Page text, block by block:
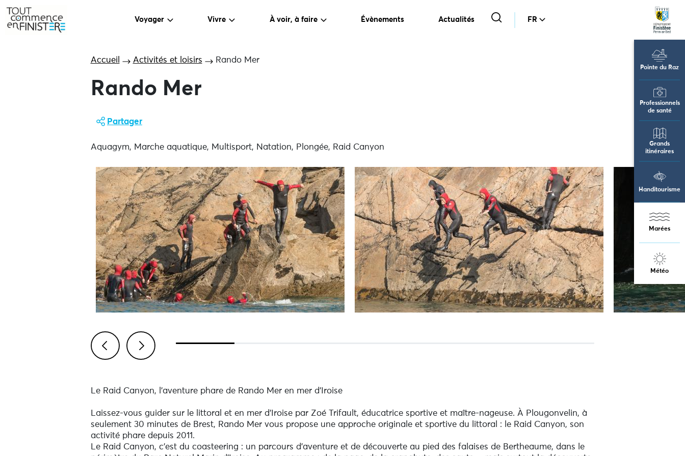
Voyager Vivre À voir, à faire Évènements Actualités FR
Pointe du Raz
Professionnels
de santé
Grands
itinéraires
Handitourisme
Marées
Météo
Accueil Activités et loisirs Rando Mer
Rando Mer
Partager
Aquagym, Marche aquatique, Multisport, Natation, Plongée, Raid Canyon
Le Raid Canyon, l'aventure phare de Rando Mer en mer d'Iroise
Laissez-vous guider sur le littoral et en mer d'Iroise par Zoé Trifault, éducatrice sportive et maître-nageuse. À Plougonvelin, à
seulement 30 minutes de Brest, Rando Mer vous propose une approche originale et sportive du littoral : le Raid Canyon, son
activité phare depuis 2011.
Le Raid Canyon, c'est du coasteering : un parcours d'aventure et de découverte au pied des falaises de Bertheaume, dans le